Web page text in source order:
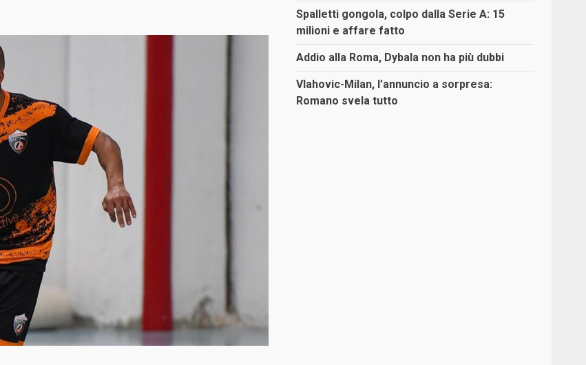
Spalletti gongola, colpo dalla Serie A: 15
milioni e affare fatto
Addio alla Roma, Dybala non ha più dubbi
Vlahovic-Milan, l’annuncio a sorpresa:
Romano svela tutto